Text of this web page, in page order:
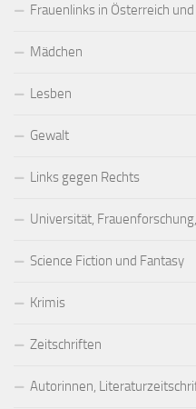
Frauenlinks in Österreich
Mädchen
Lesben
Gewalt
Links gegen Rechts
Universität,
Science Fiction und Fantasy
Krimis
Zeitschriften
Autorinnen,